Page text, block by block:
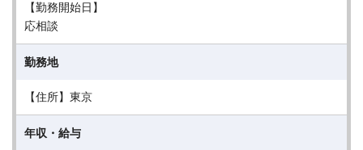
【勤務開始日】
応相談
勤務地
【住所】東京
年収・給与